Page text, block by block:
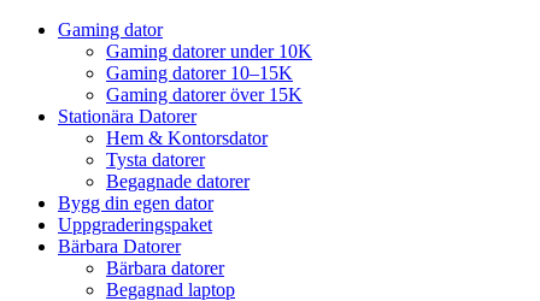
Gaming dator
Gaming datorer under 10K
Gaming datorer 10–15K
Gaming datorer över 15K
Stationära Datorer
Hem & Kontorsdator
Tysta datorer
Begagnade datorer
Bygg din egen dator
Uppgraderingspaket
Bärbara Datorer
Bärbara datorer
Begagnad laptop